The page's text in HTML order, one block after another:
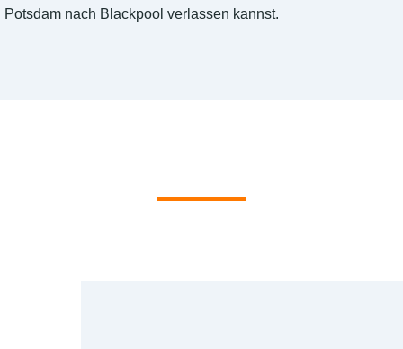
Potsdam nach Blackpool verlassen kannst.